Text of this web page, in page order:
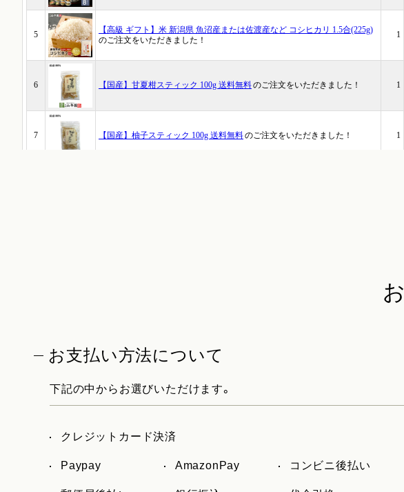
お支払い方法について
下記の中からお選びいただけます。
クレジットカード決済
Paypay AmazonPay コンビニ後払い